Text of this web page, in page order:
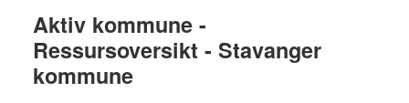
Aktiv kommune -
Ressursoversikt - Stavanger
kommune